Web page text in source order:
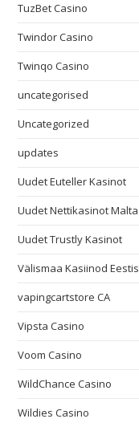
TuzBet Casino
Twindor Casino
Twinqo Casino
uncategorised
Uncategorized
updates
Uudet Euteller Kasinot
Uudet Nettikasinot Malta
Uudet Trustly Kasinot
Välismaa Kasiinod Eestis
vapingcartstore CA
Vipsta Casino
Voom Casino
WildChance Casino
Wildies Casino